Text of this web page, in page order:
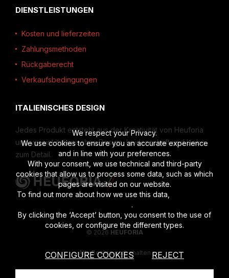
DIENSTLEISTUNGEN
Kosten und lieferzeiten
Zahlungsmethoden
Rückgaberecht
Verkaufsbedingungen
ITALIENISCHES DESIGN
Jedes Produkt entsteht aus der Kreativität von Heuforia
und vereint italienisches Design, Leidenschaft und Liebe
zum Detail.
© 2026 HEUFORIA
Alle Rechte vorbehalten
We respect your Privacy.
We use cookies to ensure you an accurate experience
and in line with your preferences.
With your consent, we use technical and third-party
cookies that allow us to process some data, such as which
pages are visited on our website.
To find out more about how we use this data,
.
By clicking the ‘Accept’ button, you consent to the use of
cookies, or configure the different types.
CONFIGURE COOKIES REJECT